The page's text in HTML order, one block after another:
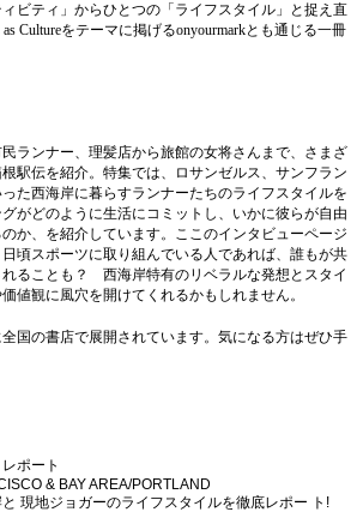
ビティ」からひとつの「ライフスタイル」と捉え直
Cultureをテーマに掲げるonyourmarkとも通じる一冊
ランナー、理髪店から旅館の女将さんまで、さまざ
駅伝を紹介。特集では、ロサンゼルス、サンフラン
た西海岸に暮らすランナーたちのライフスタイルを
がどのように生活にコミットし、いかに彼らが自由
か、を紹介しています。ここのインタビューページ
頃スポーツに取り組んでいる人であれば、誰もが共
ることも？ 西海岸特有のリベラルな発想とスタイ
値観に風穴を開けてくれるかもしれません。
国の書店で展開されています。気になる方はぜひ手
ポート
& BAY AREA/PORTLAND
現地ジョガーのライフスタイルを徹底レポー ト !